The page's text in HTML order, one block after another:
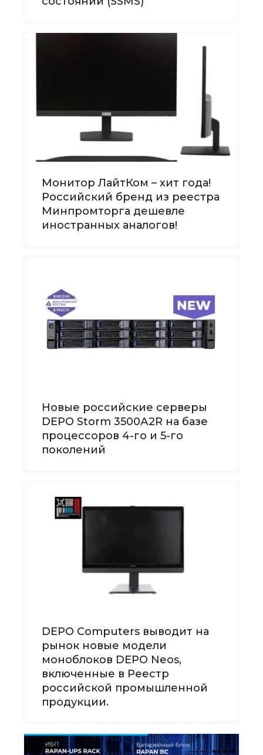
Монитор ЛайтКом – хит года!
Российский бренд из реестра
Минпромторга дешевле
иностранных аналогов!
Новые российские серверы
DEPO Storm 3500А2R на базе
процессоров 4-го и 5-го
поколений
DEPO Computers выводит на
рынок новые модели
моноблоков DEPO Neos,
включенные в Реестр
российской промышленной
продукции.